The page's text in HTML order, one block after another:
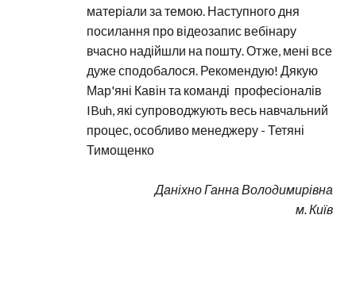
матеріали за темою. Наступного дня
посилання про відеозапис вебінару
вчасно надійшли на пошту. Отже, мені все
дуже сподобалося. Рекомендую! Дякую
Мар'яні Кавін та команді  професіоналів
IBuh, які супроводжують весь навчальний
процес, особливо менеджеру - Тетяні
Тимощенко
Даніхно Ганна Володимирівна
м. Київ